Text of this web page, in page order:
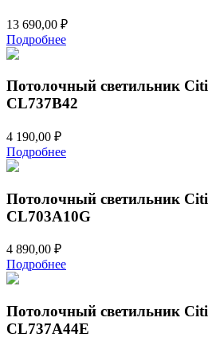
13 690,00 ₽
Подробнее
Потолочный светильник
CL737B42
4 190,00 ₽
Подробнее
Потолочный светильник
CL703A10G
4 890,00 ₽
Подробнее
Потолочный светильник
CL737A44E